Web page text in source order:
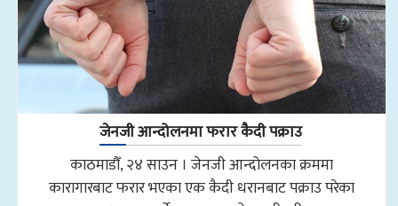
जेनजी आन्दोलनमा फरार कैदी पक्राउ
काठमाडौँ, २४ साउन । जेनजी आन्दोलनका क्रममा
कारागारबाट फरार भएका एक कैदी धरानबाट पक्राउ परेका